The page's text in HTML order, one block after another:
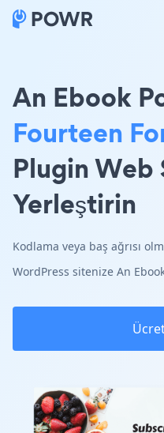
An Ebook
Fourteen
Plugin Web
Yerleştirin
Kodlama veya baş ağrısı
WordPress sitenize An